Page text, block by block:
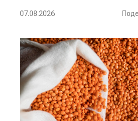
07.08.2026